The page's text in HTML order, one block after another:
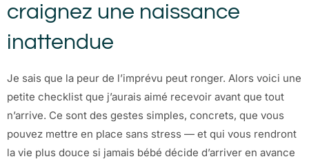
craignez une naissance
inattendue
Je sais que la peur de l’imprévu peut ronger. Alors voici une
petite checklist que j’aurais aimé recevoir avant que tout
n’arrive. Ce sont des gestes simples, concrets, que vous
pouvez mettre en place sans stress — et qui vous rendront
la vie plus douce si jamais bébé décide d’arriver en avance